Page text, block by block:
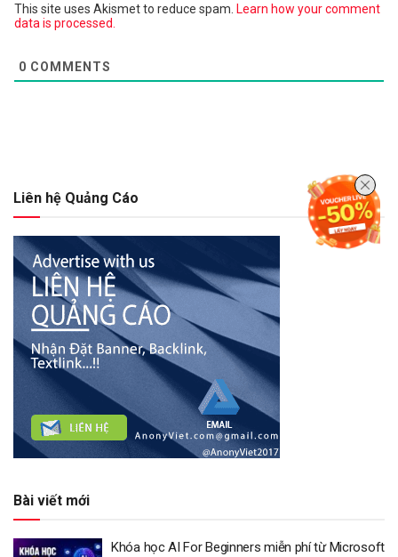
This site uses Akismet to reduce spam. Learn how your comment
data is processed.
0 COMMENTS
Liên hệ Quảng Cáo
Bài viết mới
Khóa học AI For Beginners miễn phí từ Microsoft